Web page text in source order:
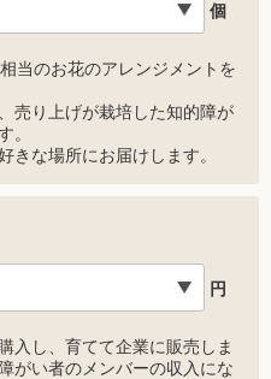
個
当のお花のアレンジメントを
売り上げが栽培した知的障が
。
な場所にお届けします。
円
入し、育てて企業に販売しま
がい者のメンバーの収入にな